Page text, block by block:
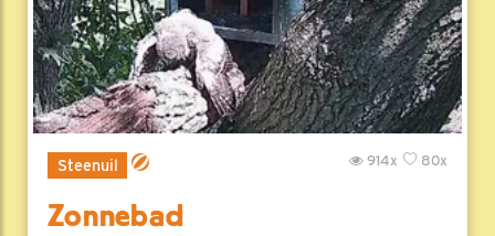
Steenuil 80x
914x
Zonnebad